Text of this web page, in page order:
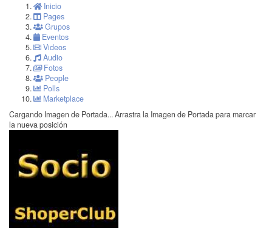
Inicio
Pages
Grupos
Eventos
Videos
Audio
Fotos
People
Polls
Marketplace
Cargando Imagen de Portada... Arrastra la Imagen de Portada para marcar
la nueva posición